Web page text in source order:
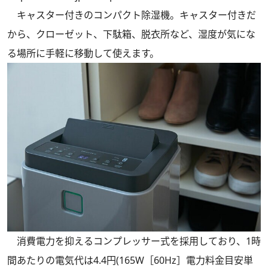
キャスター付きのコンパクト除湿機。キャスター付きだ
から、クローゼット、下駄箱、脱衣所など、湿度が気にな
る場所に手軽に移動して使えます。
消費電力を抑えるコンプレッサー式を採用しており、1時
間あたりの電気代は4.4円(165W［60Hz］電力料金目安単